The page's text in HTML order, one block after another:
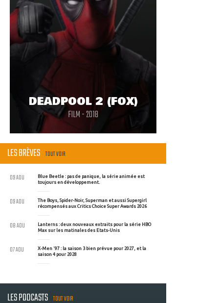
DEADPOOL 2 (FOX)
FILM - 2018
LES BRÈVES TOUT VOIR
Blue Beetle : pas de panique, la série animée est
toujours en développement.
09 AOU
The Boys, Spider-Noir, Superman et aussi Supergirl
récompensés aux Critics Choice Super Awards 2026
09 AOU
Lanterns : deux nouveaux extraits pour la série HBO
Max sur les matinales des Etats-Unis
08 AOU
X-Men '97 : la saison 3 bien prévue pour 2027, et la
saison 4 pour 2028
07 AOU
LES PODCASTS TOUT VOIR